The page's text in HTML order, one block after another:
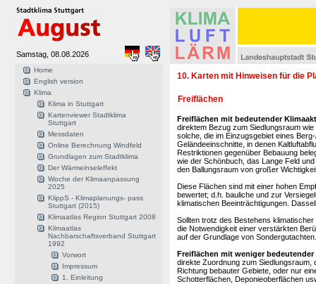
Samstag, 08.08.2026
Home
English version
Klima
Klima in Stuttgart
Kartenviewer Stadtklima
Stuttgart
Messdaten
Online Berechnung Windfeld
Grundlagen zum Stadtklima
Der Wärmeinseleffekt
Woche der Klimaanpassung
2025
KlippS - Klimaplanungs- pass
Stuttgart (2015)
Klimaatlas Region Stuttgart 2008
Klimaatlas
Nachbarschaftsverband Stuttgart
1992
Vorwort
Impressum
1. Einleitung
10. Karten mit Hinweisen für die
Freiflächen
Freiflächen mit bedeutender
direktem Bezug zum Siedlungsraum
solche, die im Einzugsgebiet eines
Geländeeinschnitte, in denen
Restriktionen gegenüber Bebauung
wie der Schönbuch, das Lange Feld
den Ballungsraum von großer
Diese Flächen sind mit einer hohen
bewertet; d.h. bauliche und zur
klimatischen Beeinträchtigungen.
Sollten trotz des Bestehens
die Notwendigkeit einer verstärkten
auf der Grundlage von Sondergutachten.
Freiflächen mit weniger
direkte Zuordnung zum Siedlungsraum,
Richtung bebauter Gebiete, oder nur
Schotterflächen, Deponieoberflächen